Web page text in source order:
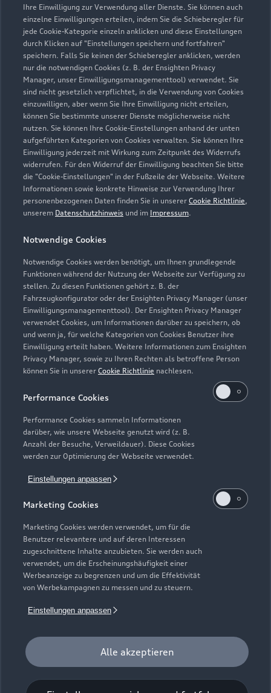
Ihre Einwilligung zur Verwendung aller Dienste. Sie können auch
einzelne Einwilligungen erteilen, indem Sie die Schieberegler für
jede Cookie-Kategorie einzeln anklicken und diese Einstellungen
durch Klicken auf "Einstellungen speichern und fortfahren"
speichern. Falls Sie keinen der Schieberegler anklicken, werden
nur die notwendigen Cookies (z. B. der Ensighten Privacy
Manager, unser Einwilligungsmanagementtool) verwendet. Sie
sind nicht gesetzlich verpflichtet, in die Verwendung von Cookies
einzuwilligen, aber wenn Sie Ihre Einwilligung nicht erteilen,
können Sie bestimmte unserer Dienste möglicherweise nicht
nutzen. Sie können Ihre Cookie-Einstellungen anhand der unten
aufgeführten Kategorien von Cookies verwalten. Sie können Ihre
Einwilligung jederzeit mit Wirkung zum Zeitpunkt des Widerrufs
widerrufen. Für den Widerruf der Einwilligung beachten Sie bitte
die "Cookie-Einstellungen" in der Fußzeile der Webseite. Weitere
Informationen sowie konkrete Hinweise zur Verwendung Ihrer
personenbezogenen Daten finden Sie in unserer Cookie Richtlinie,
unserem Datenschutzhinweis und im Impressum.
Notwendige Cookies
Notwendige Cookies werden benötigt, um Ihnen grundlegende
Funktionen während der Nutzung der Webseite zur Verfügung zu
stellen. Zu diesen Funktionen gehört z. B. der
Fahrzeugkonfigurator oder der Ensighten Privacy Manager (unser
Einwilligungsmanagementtool). Der Ensighten Privacy Manager
verwendet Cookies, um Informationen darüber zu speichern, ob
und wenn ja, für welche Kategorien von Cookies Benutzer ihre
Einwilligung erteilt haben. Weitere Informationen zum Ensighten
Privacy Manager, sowie zu Ihren Rechten als betroffene Person
können Sie in unserer Cookie Richtlinie nachlesen.
Performance Cookies
Performance Cookies sammeln Informationen
darüber, wie unsere Webseite genutzt wird (z. B.
Anzahl der Besuche, Verweildauer). Diese Cookies
werden zur Optimierung der Webseite verwendet.
Einstellungen anpassen
Marketing Cookies
Marketing Cookies werden verwendet, um für die
Benutzer relevantere und auf deren Interessen
zugeschnittene Inhalte anzubieten. Sie werden auch
verwendet, um die Erscheinungshäufigkeit einer
Werbeanzeige zu begrenzen und um die Effektivität
von Werbekampagnen zu messen und zu steuern.
Einstellungen anpassen
Alle akzeptieren
Zur Reparatur
Zur Inspektion
Zurück nach oben
Modelle
Elektromodelle
Plug-in-Hybride
Neuwagensuche
Gebrauchtwagensuche
Geschäftskunden
Service & Zubehör
Saisonale Angebote
Audi Services
Garantie
Audi digital services
myAudi
Support
Audi Code
Häufige Fragen (FAQ)
Audi Online Beratung
Online-Terminvereinbarung
Servicekontakt
Bordbuch & Bedienungsanleitungen
Verträge kündigen
Über Audi
Unternehmen
Karriere
Investor Relations
Audi erleben
© 2026 AUDI AG. Alle Rechte vorbehalten
Impressum Rechtliches
Cookie-Richtlinie
Digital Services Act
EU Data Act